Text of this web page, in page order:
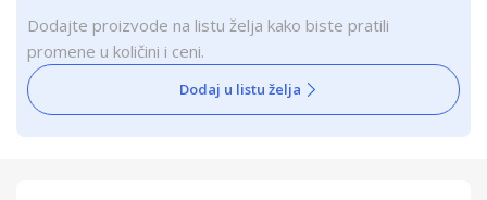
Dodajte proizvode na listu želja kako biste pratili
promene u količini i ceni.
Dodaj u listu želja